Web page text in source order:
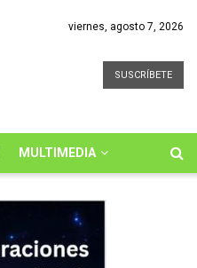
viernes, agosto 7, 2026
SUSCRÍBETE
MULTIMEDIA